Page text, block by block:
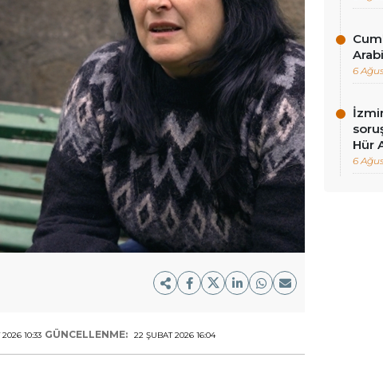
2026 10:33 GÜNCELLENME: 22 ŞUBAT 2026 16:04
6
Hür
6